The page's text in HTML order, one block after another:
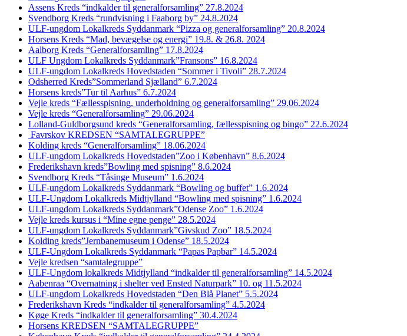
Assens Kreds “indkalder til generalforsamling” 27.8.2024
Svendborg Kreds “rundvisning i Faaborg by” 24.8.2024
ULF-ungdom Lokalkreds Syddanmark “Pizza og generalforsamling” 20.8.2024
Horsens Kreds “Mad, bevægelse og energi” 19.8. & 26.8. 2024
Aalborg Kreds “Generalforsamling” 17.8.2024
ULF Ungdom Lokalkreds Syddanmark”Fransons” 16.8.2024
ULF-ungdom Lokalkreds Hovedstaden “Sommer i Tivoli” 28.7.2024
Odsherred Kreds”Sommerland Sjælland” 6.7.2024
Horsens kreds”Tur til Aarhus” 6.7.2024
Vejle kreds “Fællesspisning, underholdning og generalforsamling” 29.06.2024
Vejle kreds “Generalforsamling” 29.06.2024
Lolland-Guldborgsund kreds “Generalforsamling, fællesspisning og bingo” 22.6.2024
Favrskov KREDSEN “SAMTALEGRUPPE”
Kolding kreds “Generalforsamling” 18.06.2024
ULF-ungdom Lokalkreds Hovedstaden”Zoo i København” 8.6.2024
Frederikshavn kreds”Bowling med spisning” 8.6.2024
Svendborg Kreds “Tåsinge Museum” 1.6.2024
ULF-ungdom Lokalkreds Syddanmark “Bowling og buffet” 1.6.2024
ULF-Ungdom Lokalkreds Midtjylland “Bowling med spisning” 1.6.2024
ULF-ungdom Lokalkreds Syddanmark”Odense Zoo” 1.6.2024
Vejle kreds kursus i “Mine egne penge” 28.5.2024
ULF-ungdom Lokalkreds Syddanmark”Givskud Zoo” 18.5.2024
Kolding kreds”Jernbanemuseum i Odense” 18.5.2024
ULF-Ungdom Lokalkreds Syddanmark “Papas Papbar” 14.5.2024
Vejle kredsen “samtalegruppe”
ULF-Ungdom lokalkreds Midtjylland “indkalder til generalforsamling” 14.5.2024
Aabenraa “Overnatning i shelter ved Ensted Naturpark” 10. og 11.5.2024
ULF-ungdom Lokalkreds Hovedstaden “Den Blå Planet” 5.5.2024
Frederikshavn Kreds “indkalder til generalforsamling” 4.5.2024
Køge Kreds “indkalder til generalforsamling” 30.4.2024
Horsens KREDSEN “SAMTALEGRUPPE”